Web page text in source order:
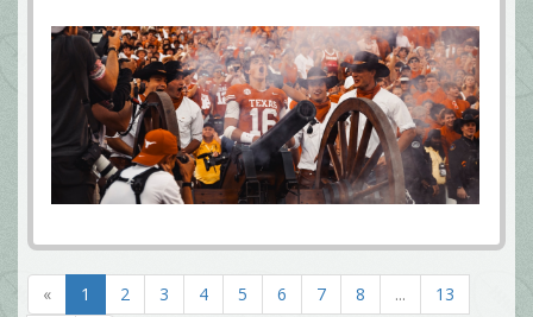
« 1 2 3 4 5 6 7 8 ... 13